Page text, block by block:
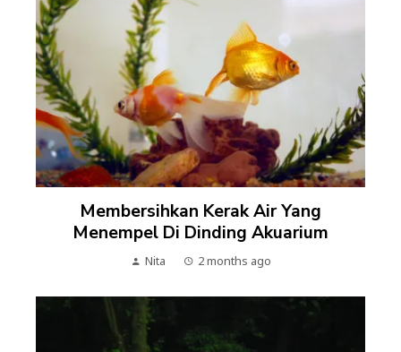
Membersihkan Kerak Air Yang
Menempel Di Dinding Akuarium
Nita 2 months ago